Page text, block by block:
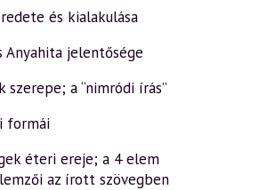
és kialakulása
Anyahita jelentősége
szerepe; a “nimródi írás”
formái
éteri ereje; a 4 elem
az írott szövegben